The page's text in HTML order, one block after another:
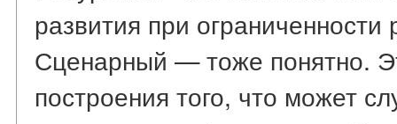
развития при
Сценарный — тоже понятно.
построения того, что может